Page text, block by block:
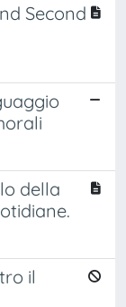
Second
della
il